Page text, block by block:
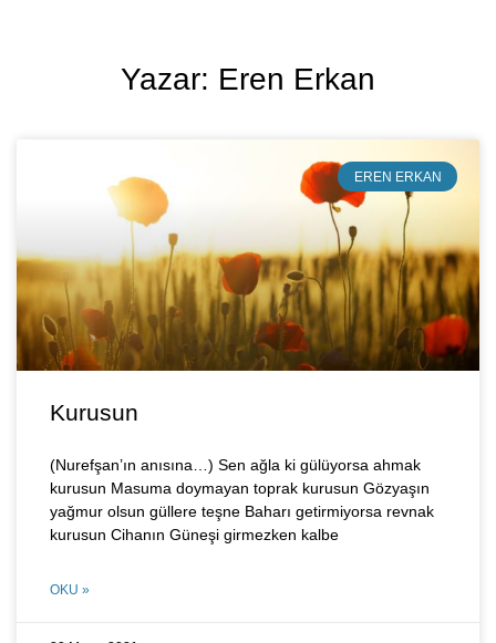
Yazar: Eren Erkan
EREN ERKAN
Kurusun
(Nurefşan’ın anısına…) Sen ağla ki gülüyorsa ahmak
kurusun Masuma doymayan toprak kurusun Gözyaşın
yağmur olsun güllere teşne Baharı getirmiyorsa revnak
kurusun Cihanın Güneşi girmezken kalbe
OKU »